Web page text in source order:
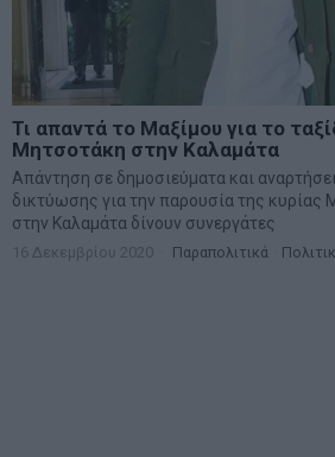
Τι απαντά το Μαξίμου για το
Μητσοτάκη στην Καλαμάτα
Απάντηση σε δημοσιεύματα και
δικτύωσης για την παρουσία της
στην Καλαμάτα δίνουν συνεργάτες
16 Δεκεμβρίου 2020 Παραπολιτικά